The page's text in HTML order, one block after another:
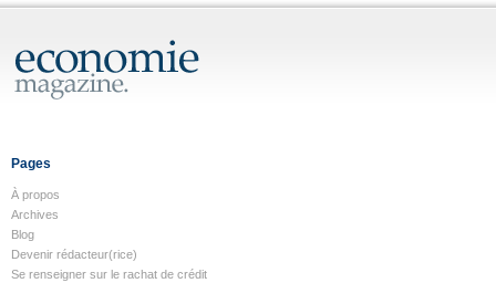
Pages
À propos
Archives
Blog
Devenir rédacteur(rice)
Se renseigner sur le rachat de crédit